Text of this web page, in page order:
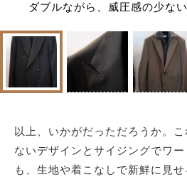
ダブルながら、威圧感の少な
以上、いかがだっただろうか。
ないデザインとサイジングでワ
も、生地や着こなしで新鮮に見